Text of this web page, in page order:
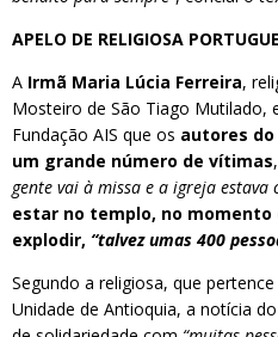
APELO DE RELIGIOSA
A Irmã Maria Lúcia Ferreira,
Mosteiro de São Tiago Mutilado,
Fundação AIS que os autores
um grande número de vítimas
gente vai à missa e a igreja estava
estar no templo, no
explodir, “talvez umas 400
Segundo a religiosa, que
Unidade de Antioquia, a notícia